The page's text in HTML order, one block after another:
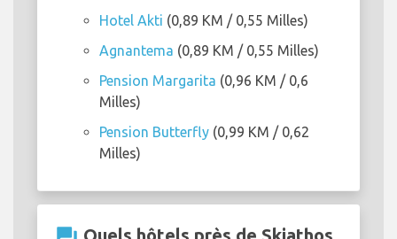
Hotel Akti (0,89 KM / 0,55 Milles)
Agnantema (0,89 KM / 0,55 Milles)
Pension Margarita (0,96 KM / 0,6
Milles)
Pension Butterfly (0,99 KM / 0,62
Milles)